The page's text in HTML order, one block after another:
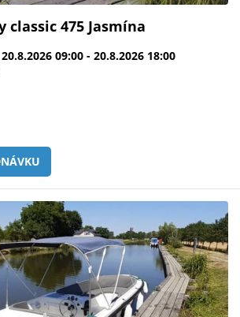
classic 475 Jasmína
20.8.2026 09:00 - 20.8.2026 18:00